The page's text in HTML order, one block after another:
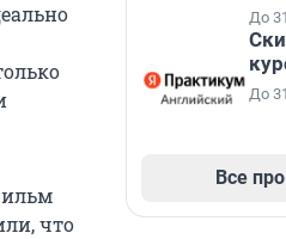
что
До
До
Все